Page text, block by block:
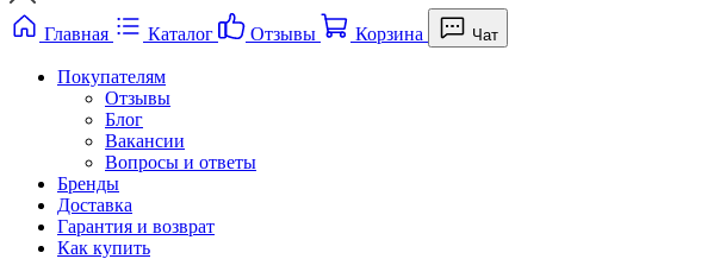
Главная Каталог Отзывы Корзина Чат
Покупателям
Отзывы
Блог
Вакансии
Вопросы и ответы
Бренды
Доставка
Гарантия и возврат
Как купить